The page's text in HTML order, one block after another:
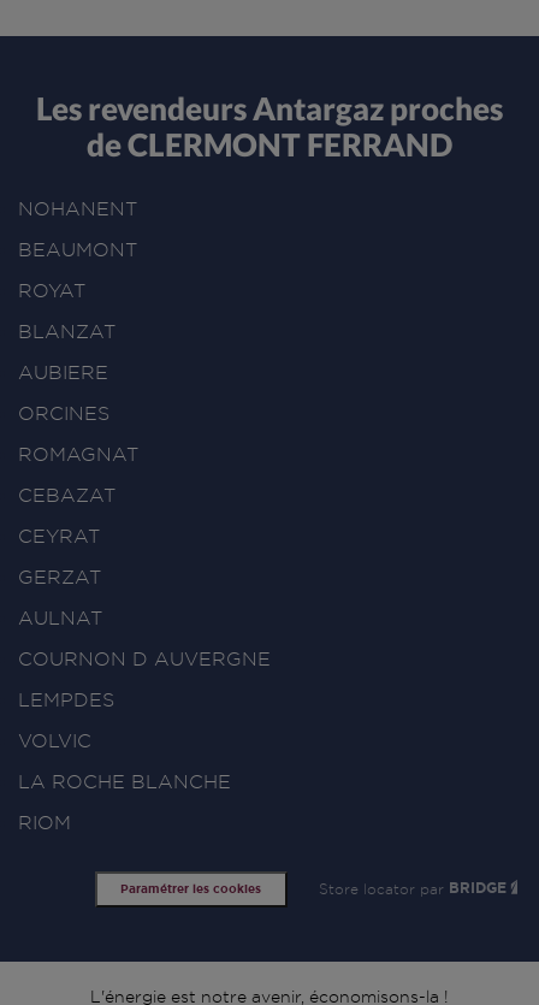
Les revendeurs Antargaz proches
de CLERMONT FERRAND
NOHANENT
BEAUMONT
ROYAT
BLANZAT
AUBIERE
ORCINES
ROMAGNAT
CEBAZAT
CEYRAT
GERZAT
AULNAT
COURNON D AUVERGNE
LEMPDES
VOLVIC
LA ROCHE BLANCHE
RIOM
Paramétrer les cookies Store locator par BRIDGE
L'énergie est notre avenir, économisons-la !